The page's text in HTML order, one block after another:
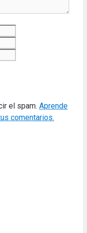
el spam. Aprende
comentarios.